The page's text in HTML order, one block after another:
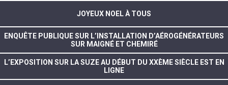
JOYEUX NOEL À TOUS
ENQUÊTE PUBLIQUE SUR L’INSTALLATION D’AÉROGÉNÉRATEURS
SUR MAIGNÉ ET CHEMIRÉ
L’EXPOSITION SUR LA SUZE AU DÉBUT DU XXÈME SIÈCLE EST EN
LIGNE